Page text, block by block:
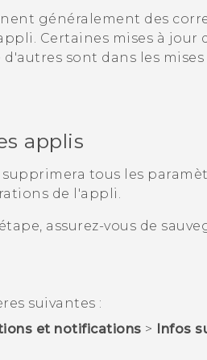
généralement des
Certaines mises à jour
d'autres sont dans les
applis
tous les
de l'appli.
assurez-vous de
suivantes :
et notifications > Infos